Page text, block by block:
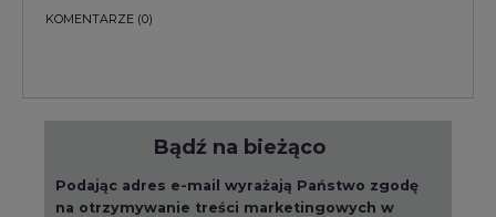
KOMENTARZE (0)
Bądź na bieżąco
Podając adres e-mail wyrażają Państwo zgodę
na otrzymywanie treści marketingowych w